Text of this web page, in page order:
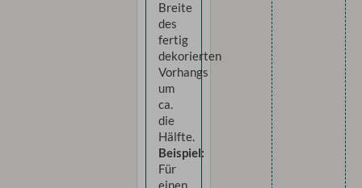
Breite
des
fertig
dekorierten
Vorhangs
um
ca.
die
Hälfte.
Beispiel:
Für
einen